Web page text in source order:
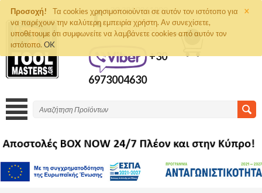
×
Προσοχή!
Τα cookies χρησιμοποιούνται σε αυτόν τον ιστότοπο για
να παρέχουν την καλύτερη εμπειρία χρήστη. Αν συνεχίσετε,
υποθέτουμε ότι συμφωνείτε να λαμβάνετε cookies από αυτόν τον
ιστότοπο. OK
+30 2810261292
ΤΗΛΈΦΩΝΟ
ΠΑΡΑΓΓΕΛΙΏΝ
+30
6973004630
0